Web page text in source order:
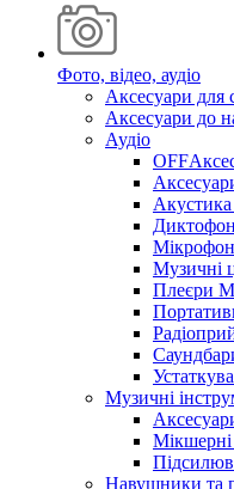
Фото, відео, аудіо
Аксесуари для
Аксесуари до
Аудіо
Музичні
Плеєри
Музичні
Мікшерні
Навушники та